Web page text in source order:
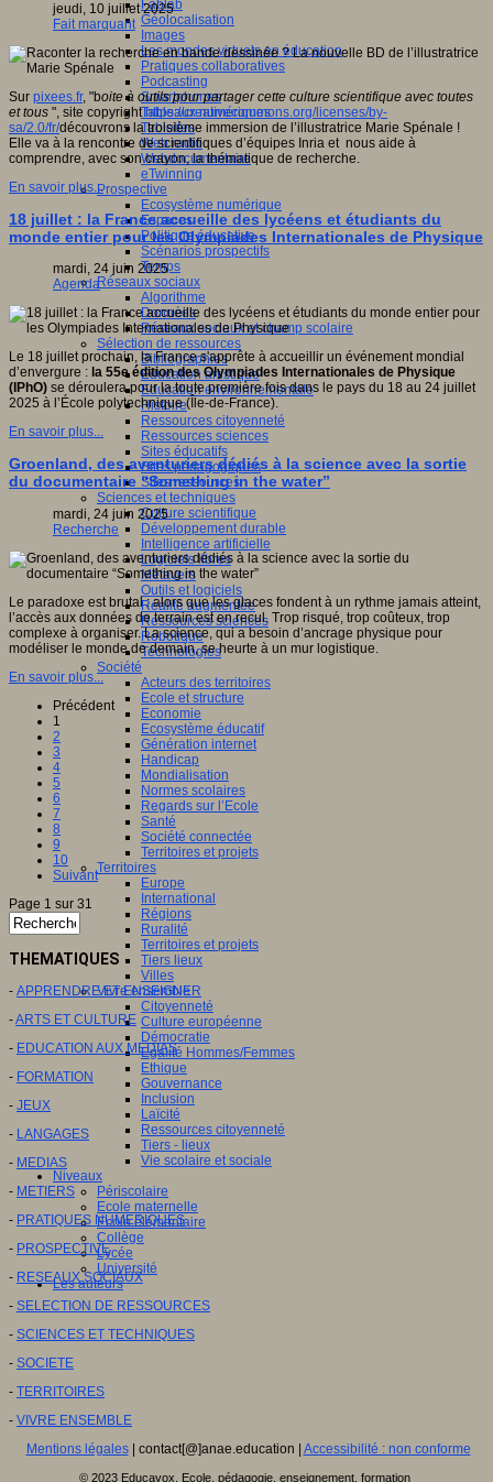
Fablab
Géolocalisation
Images
Les mondes virtuels en éducation
Pratiques collaboratives
Podcasting
Smartphones
Tableaux numériques
Tablettes
Web radio
Webdocumentaire
eTwinning
Prospective
Ecosystème numérique
Espaces
Politique éducative
Scénarios prospectifs
Temps
Réseaux sociaux
Algorithme
Données
Réseaux sociaux et champ scolaire
Sélection de ressources
Bibliographies
Education artistique
Education environnementale
Histoire
Ressources citoyenneté
Ressources sciences
Sites éducatifs
Sites pédagogiques
Sites ressources
Sciences et techniques
Culture scientifique
Développement durable
Intelligence artificielle
Logiciels libres
Métavers
Outils et logiciels
Réalité augmentée
Ressources sciences
Robotique
Technologies
Société
Acteurs des territoires
Ecole et structure
Economie
Ecosystème éducatif
Génération internet
Handicap
Mondialisation
Normes scolaires
Regards sur l’Ecole
Santé
Société connectée
Territoires et projets
Territoires
Europe
International
Régions
Ruralité
Territoires et projets
Tiers lieux
Villes
Vivre ensemble
Citoyenneté
Culture européenne
Démocratie
Egalité Hommes/Femmes
Ethique
Gouvernance
Inclusion
Laïcité
Ressources citoyenneté
Tiers - lieux
Vie scolaire et sociale
Niveaux
Périscolaire
Ecole maternelle
Ecole élémentaire
Collège
Lycée
Université
Les auteurs
jeudi, 10 juillet 2025
Fait marquant
Sur pixees.fr, "boite à outils pour partager cette culture scientifique avec toutes
et tous ", site copyrighthttps://creativecommons.org/licenses/by-
sa/2.0/fr/découvrons la troisième immersion de l’illustratrice Marie Spénale !
Elle va à la rencontre de scientifiques d’équipes Inria et nous aide à
comprendre, avec son crayon, la thématique de recherche.
En savoir plus...
18 juillet : la France accueille des lycéens et étudiants du
monde entier pour les Olympiades Internationales de Physique
mardi, 24 juin 2025
Agenda
Le 18 juillet prochain, la France s'apprête à accueillir un événement mondial
d’envergure : la 55e édition des Olympiades Internationales de Physique
(IPhO) se déroulera pour la toute première fois dans le pays du 18 au 24 juillet
2025 à l’École polytechnique (Île-de-France).
En savoir plus...
Groenland, des aventuriers dédiés à la science avec la sortie
du documentaire “Something in the water”
mardi, 24 juin 2025
Recherche
Le paradoxe est brutal : alors que les glaces fondent à un rythme jamais atteint,
l’accès aux données de terrain est en recul. Trop risqué, trop coûteux, trop
complexe à organiser. La science, qui a besoin d’ancrage physique pour
modéliser le monde de demain, se heurte à un mur logistique.
En savoir plus...
Précédent
1
2
3
4
5
6
7
8
9
10
Suivant
Page 1 sur 31
THEMATIQUES
- APPRENDRE ET ENSEIGNER
-ARTS ET CULTURE
- EDUCATION AUX MEDIAS
- FORMATION
- JEUX
- LANGAGES
- MEDIAS
- METIERS
- PRATIQUES NUMERIQUES
- PROSPECTIVE
- RESEAUX SOCIAUX
- SELECTION DE RESSOURCES
- SCIENCES ET TECHNIQUES
- SOCIETE
- TERRITOIRES
- VIVRE ENSEMBLE
Mentions légales| contact[@]anae.education | Accessibilité : non conforme
© 2023 Educavox, Ecole, pédagogie, enseignement, formation